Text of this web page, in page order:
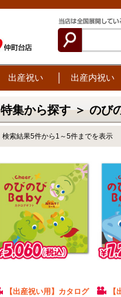
出産祝い 出産内祝い
特集から探す ＞ のび
検索結果5件から1～5件までを表示
【出産祝い用】カタログ